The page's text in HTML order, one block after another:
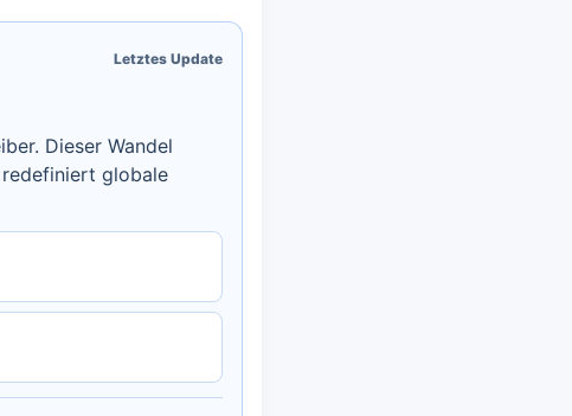
Letztes Update
Dieser Wandel
globale